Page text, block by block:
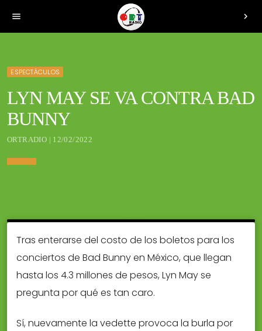
menu chevron_right
ESPECTÁCULOS
LYN MAY SE VA CONTRA BAD
BUNNY
ORTRADIO | 12/02/2022
Tras enterarse del costo de los boletos para los
conciertos de Bad Bunny en México, que llegan
hasta los 4.3 millones de pesos, Lyn May se
pregunta por qué es tan caro.
Sí, nuevamente la vedette provoca la burla por